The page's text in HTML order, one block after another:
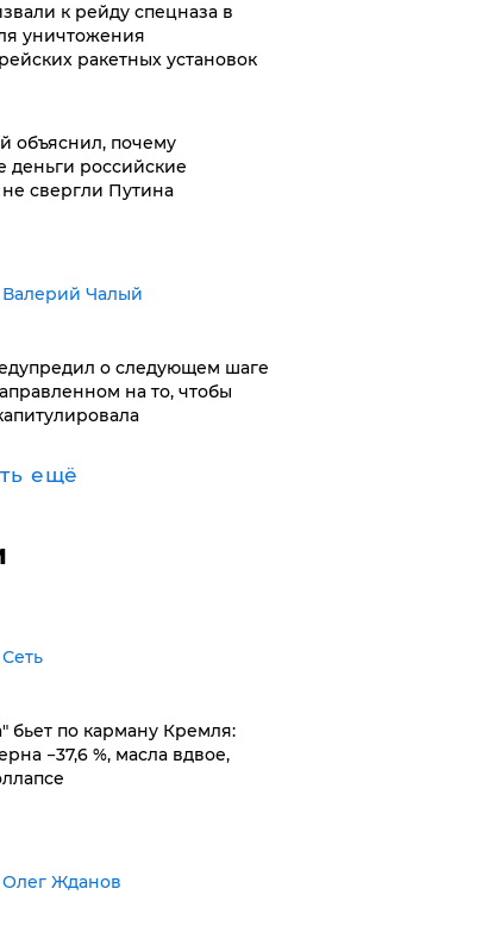
к рейду спецназа в
уничтожения
ракетных установок
объяснил, почему
деньги российские
свергли Путина
Валерий Чалый
о следующем шаге
на то, чтобы
ещё
Сеть
бьет по карману Кремля:
−37,6 %, масла вдвое,
Олег Жданов